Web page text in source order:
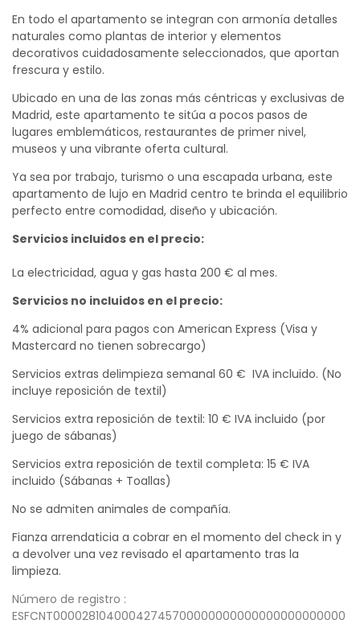
En todo el apartamento se integran con armonía detalles
naturales como plantas de interior y elementos
decorativos cuidadosamente seleccionados, que aportan
frescura y estilo.
Ubicado en una de las zonas más céntricas y exclusivas de
Madrid, este apartamento te sitúa a pocos pasos de
lugares emblemáticos, restaurantes de primer nivel,
museos y una vibrante oferta cultural.
Ya sea por trabajo, turismo o una escapada urbana, este
apartamento de lujo en Madrid centro te brinda el equilibrio
perfecto entre comodidad, diseño y ubicación.
Servicios incluidos en el precio:
La electricidad, agua y gas hasta 200 € al mes.
Servicios no incluidos en el precio:
4% adicional para pagos con American Express (Visa y
Mastercard no tienen sobrecargo)
Servicios extras delimpieza semanal 60 € IVA incluido. (No
incluye reposición de textil)
Servicios extra reposición de textil: 10 € IVA incluido (por
juego de sábanas)
Servicios extra reposición de textil completa: 15 € IVA
incluido (Sábanas + Toallas)
No se admiten animales de compañía.
Fianza arrendaticia a cobrar en el momento del check in y
a devolver una vez revisado el apartamento tras la
limpieza.
Número de registro :
ESFCNT00002810400042745700000000000000000000000